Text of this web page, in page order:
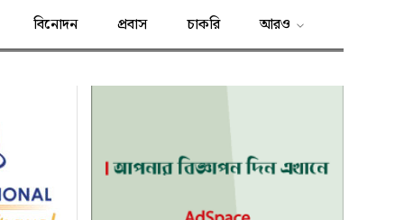
বিনোদন প্রবাস চাকরি আরও